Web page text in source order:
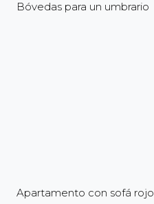
Bóvedas para un umbrario
Apartamento con sofá rojo